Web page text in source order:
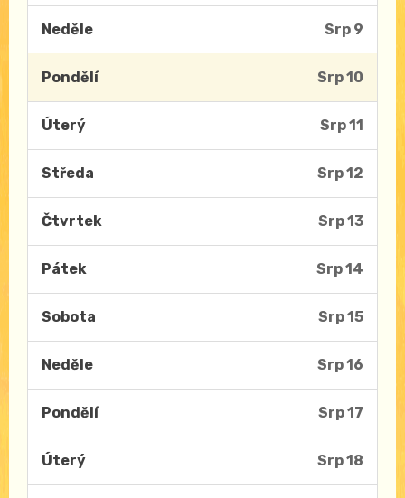
Neděle Srp 9
Pondělí Srp 10
Úterý Srp 11
Středa Srp 12
Čtvrtek Srp 13
Pátek Srp 14
Sobota Srp 15
Neděle Srp 16
Pondělí Srp 17
Úterý Srp 18